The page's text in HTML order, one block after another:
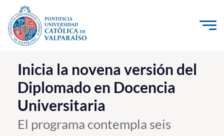
Click acá para ir directamente al contenido
La Universidad
Investigación, Creación e Innovación
PUCV Internacional
Vinculación con el Medio
Inicia la novena versión del
Diplomado en Docencia
Universitaria
El programa contempla seis